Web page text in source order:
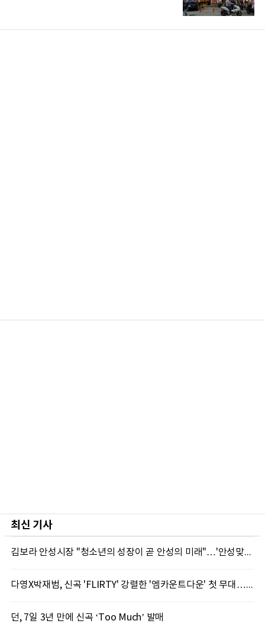
최신 기사
김보라 안성시장 "청소년의 성장이 곧 안성의 미래"…'안성맞춤 스터디랩 구포' 첫걸음
다영X박재범, 신곡 'FLIRTY' 강렬한 '엠카운트다운' 첫 무대…7일 '뮤직뱅크' 출격
던, 7일 3년 만에 신곡 ‘Too Much’ 발매